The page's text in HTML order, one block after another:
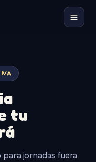
tu
para jornadas fuera